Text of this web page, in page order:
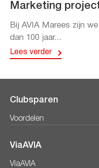
Marketing
Bij AVIA Marees zijn
dan 100 jaar...
Lees verder
Clubsparen
Voordelen
ViaAVIA
ViaAVIA